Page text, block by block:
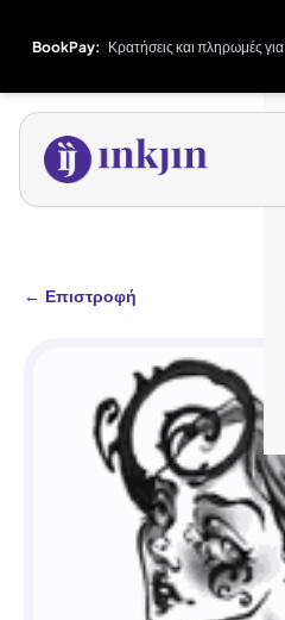
BookPay: Κρατήσεις και πληρωμές
← Επιστροφή